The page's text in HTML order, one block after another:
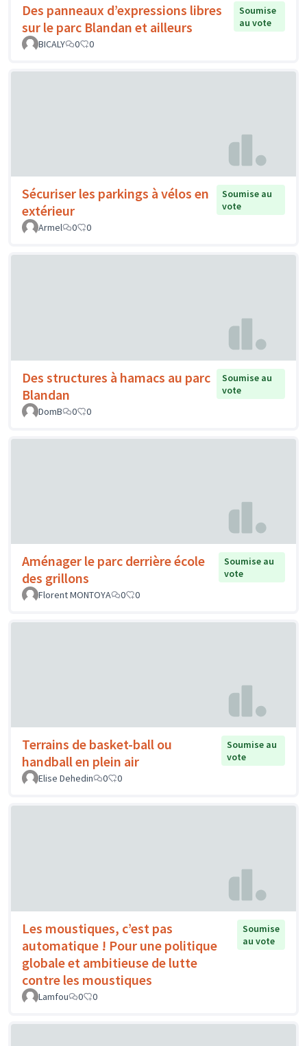
Des panneaux d’expressions libres
sur le parc Blandan et ailleurs
Soumise
au vote
BICALY
0 0
Sécuriser les parkings à vélos en
extérieur
Soumise au
vote
Armel
0 0
Des structures à hamacs au parc
Blandan
Soumise au
vote
DomB
0 0
Aménager le parc derrière école
des grillons
Soumise au
vote
Florent MONTOYA
0 0
Terrains de basket-ball ou
handball en plein air
Soumise au
vote
Elise Dehedin
0 0
Les moustiques, c’est pas
automatique ! Pour une politique
globale et ambitieuse de lutte
contre les moustiques
Soumise
au vote
Lamfou 0 0